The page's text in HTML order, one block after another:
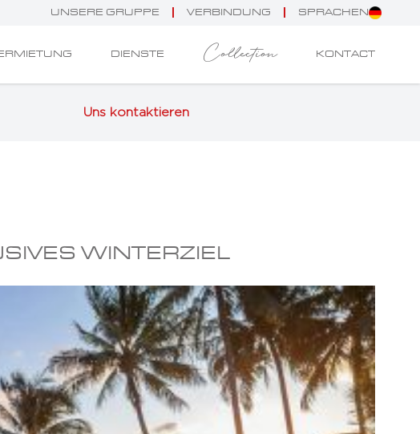
UNSERE GRUPPE VERBINDUNG SPRACHEN
DIENSTE Collection KONTACT
Uns kontaktieren
WINTERZIEL